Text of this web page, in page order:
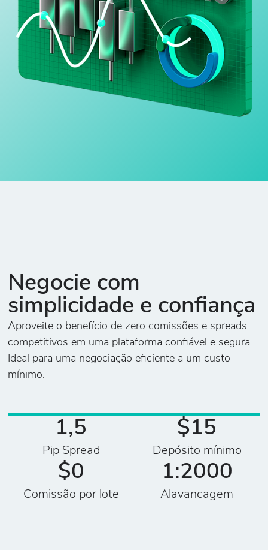
Negocie com
simplicidade e confiança
Aproveite o benefício de zero comissões e spreads
competitivos em uma plataforma confiável e segura.
Ideal para uma negociação eficiente a um custo
mínimo.
1,5
Pip Spread
$15
Depósito mínimo
$0
Comissão por lote
1:2000
Alavancagem